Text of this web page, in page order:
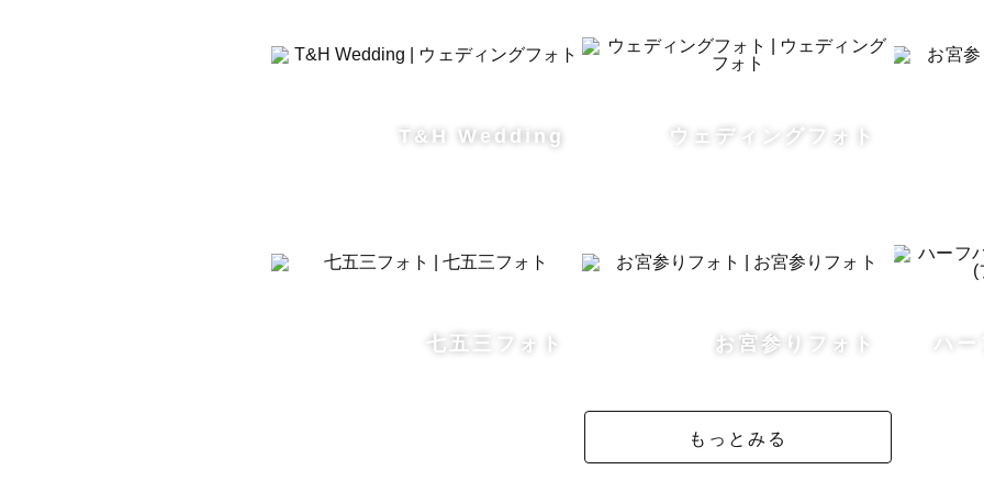
「子ども(ペット)が自由に動き回るので、ちゃんと撮れるか不安
どれも大丈夫です。当日は僕がリードしながら進めていくので、
T&H Wedding ウェディングフォト
七五三フォト お宮参りフォト ハ
もっとみる